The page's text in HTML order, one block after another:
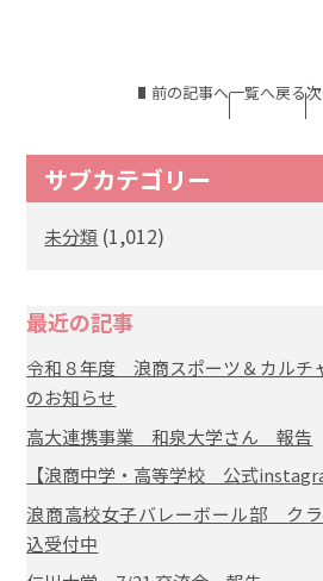
前の記事へ一覧へ戻る
サブカテゴリー
未分類 (1,012)
最近の記事
令和８年度 浪商スポーツ＆カルチ
のお知らせ
高大連携事業 和泉大学さん 報告
【浪商中学・高等学校 公式
浪商高校女子バレーボール部 ク
込受付中